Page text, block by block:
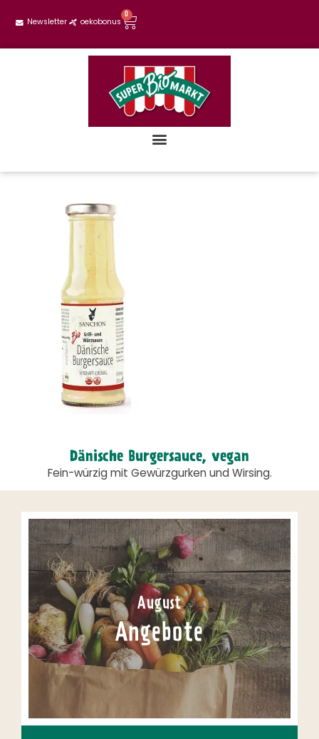
Newsletter oekobonus
0
Dänische Burgersauce, vegan
Fein-würzig mit Gewürzgurken und Wirsing.
August
Angebote